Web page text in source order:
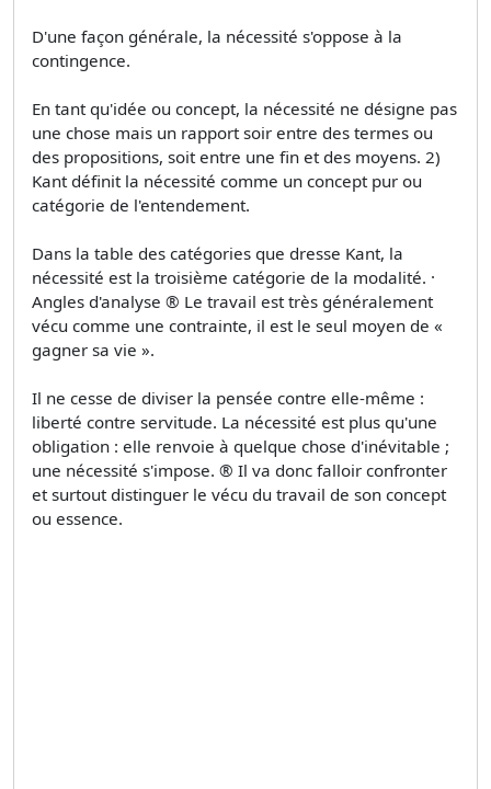
D'une façon générale, la nécessité s'oppose à la
contingence.
En tant qu'idée ou concept, la nécessité ne désigne pas
une chose mais un rapport soir entre des termes ou
des propositions, soit entre une fin et des moyens. 2)
Kant définit la nécessité comme un concept pur ou
catégorie de l'entendement.
Dans la table des catégories que dresse Kant, la
nécessité est la troisième catégorie de la modalité. ·
Angles d'analyse ® Le travail est très généralement
vécu comme une contrainte, il est le seul moyen de «
gagner sa vie ».
Il ne cesse de diviser la pensée contre elle-même :
liberté contre servitude. La nécessité est plus qu'une
obligation : elle renvoie à quelque chose d'inévitable ;
une nécessité s'impose. ® Il va donc falloir confronter
et surtout distinguer le vécu du travail de son concept
ou essence.